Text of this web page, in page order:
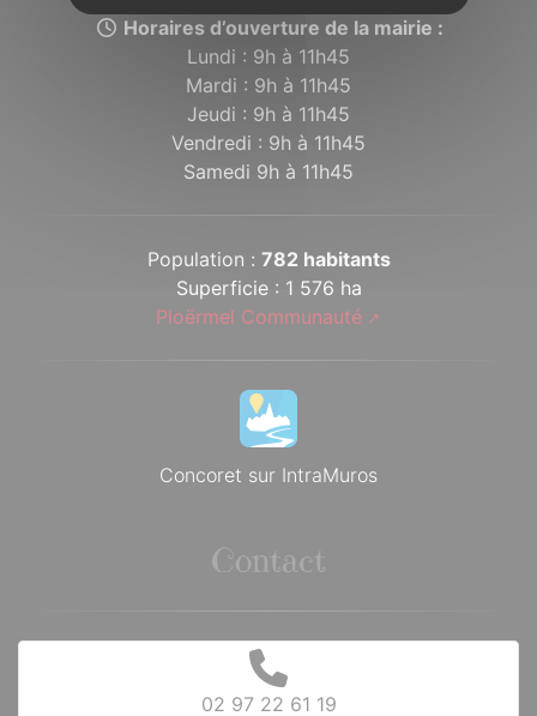
Horaires d’ouverture de la mairie :
Lundi : 9h à 11h45
Mardi : 9h à 11h45
Jeudi : 9h à 11h45
Vendredi : 9h à 11h45
Samedi 9h à 11h45
Population : 782 habitants
Superficie : 1 576 ha
Ploërmel Communauté
Concoret sur IntraMuros
Contact
02 97 22 61 19